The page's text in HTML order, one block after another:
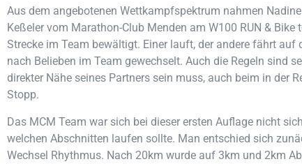
Aus dem angebotenen Wettkampfspektrum nahmen
Keßeler vom Marathon-Club Menden am W100 RUN & Bike
Strecke im Team bewältigt. Einer lauft, der andere fährt auf
nach Belieben im Team gewechselt. Auch die Regeln sind
direkter Nähe seines Partners sein muss, auch beim in der
Stopp.
Das MCM Team war sich bei dieser ersten Auflage nicht
welchen Abschnitten laufen sollte. Man entschied sich
Wechsel Rhythmus. Nach 20km wurde auf 3km und 2km